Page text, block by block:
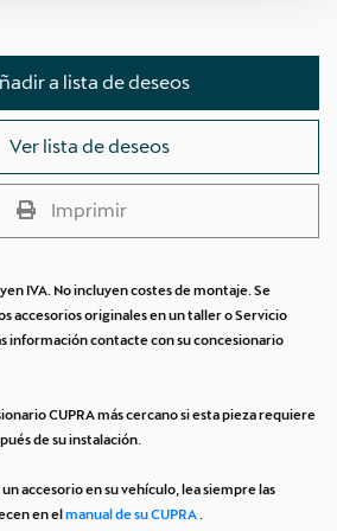
a lista de deseos
Ver lista de deseos
Imprimir
IVA. No incluyen costes de montaje. Se
accesorios originales en un taller o Servicio
información contacte con su concesionario
CUPRA más cercano si esta pieza requiere
de su instalación.
accesorio en su vehículo, lea siempre las
en elmanual de su CUPRA